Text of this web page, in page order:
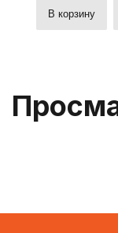
В корзину